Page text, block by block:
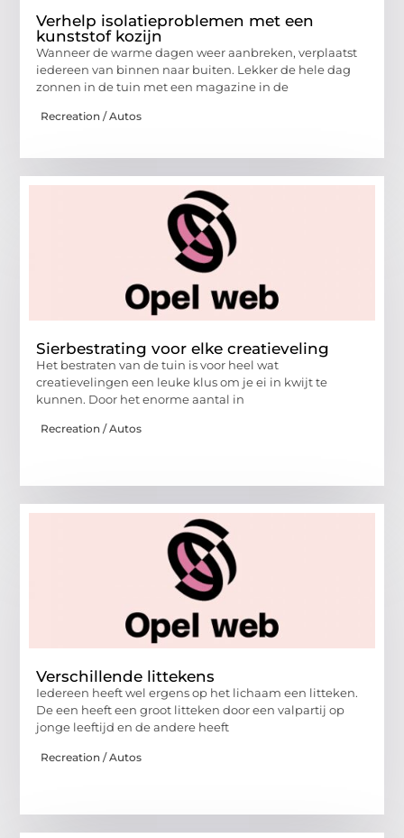
Verhelp isolatieproblemen met een
kunststof kozijn
Wanneer de warme dagen weer aanbreken, verplaatst
iedereen van binnen naar buiten. Lekker de hele dag
zonnen in de tuin met een magazine in de
Recreation / Autos
Sierbestrating voor elke creatieveling
Het bestraten van de tuin is voor heel wat
creatievelingen een leuke klus om je ei in kwijt te
kunnen. Door het enorme aantal in
Recreation / Autos
Verschillende littekens
Iedereen heeft wel ergens op het lichaam een litteken.
De een heeft een groot litteken door een valpartij op
jonge leeftijd en de andere heeft
Recreation / Autos